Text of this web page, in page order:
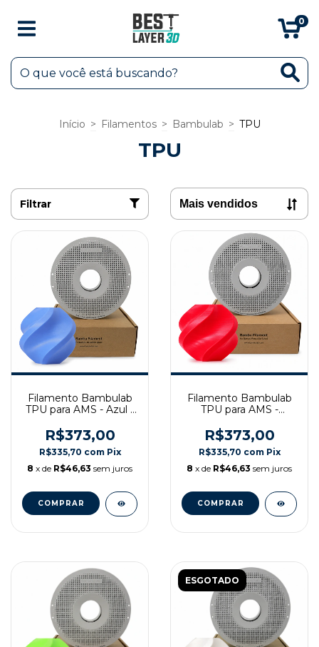
0
Início > Filamentos > Bambulab > TPU
TPU
Filtrar
Filamento Bambulab
TPU para AMS - Azul -
reutilizável, 1Kg
R$373,00
R$335,70 com Pix
8 x de R$46,63 sem juros
Filamento Bambulab
TPU para AMS -
carretel reutilizável,
1Kg
R$373,00
R$335,70 com Pix
8 x de R$46,63 sem juros
ESGOTADO